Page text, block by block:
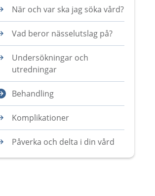
När och var ska jag söka vård?
Vad beror nässelutslag på?
Undersökningar och
utredningar
Behandling
Komplikationer
Påverka och delta i din vård